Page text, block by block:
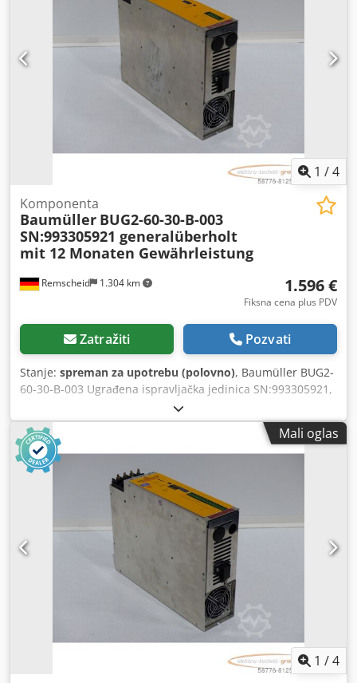
1 /4
Remscheid 1.304 km
Komponenta
Baumüller BUG2-60-30-B-003
SN:993305921 generalüberholt
mit 12 Monaten Gewährleistung
1.596 €
Fiksna cena plus PDV
Zatražiti Pozvati
Stanje: spreman za upotrebu (polovno), Baumüller BUG2-
60-30-B-003 Ugrađena ispravljačka jedinica SN:993305921,
profesionalno potpuno remontovana i testirana sa 12
meseci garancije, 100% funkcionalna, obim isporuke
prema fotografijama Dedpoi D T Hmjfx Agqsck
Mali oglas
1 /4